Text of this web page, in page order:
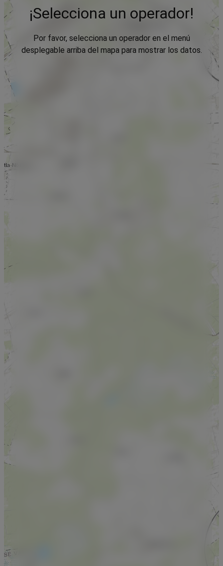
¡Selecciona un operador!
Por favor, selecciona un operador en el menú
desplegable arriba del mapa para mostrar los datos.